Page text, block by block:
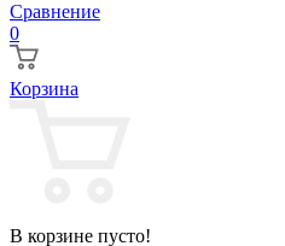
Сравнение
0
Корзина
В корзине пусто!